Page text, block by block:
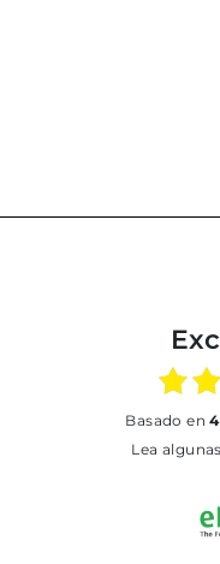
basado en
Lea algunas de las opiniones